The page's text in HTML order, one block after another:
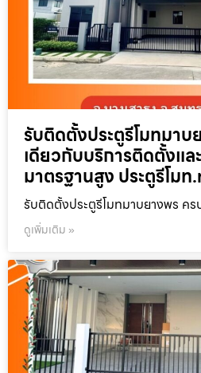
รับติดตั้งประตูรีโมทมา
เดียวกับบริการติดตั้งแล
มาตรฐานสูง ประตูรีโม
รับติดตั้งประตูรีโมทมาบยางพร คร
ดูเพิ่มเติม »